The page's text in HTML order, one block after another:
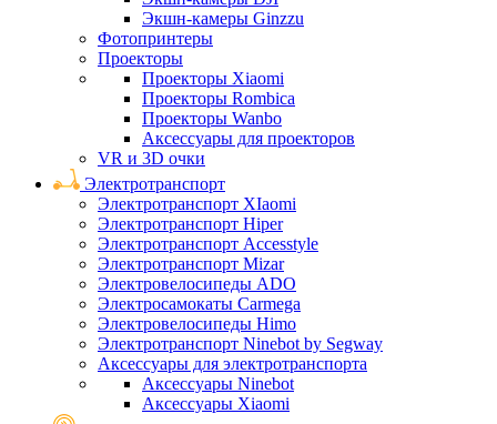
Экшн-камеры Ginzzu
Фотопринтеры
Проекторы
Проекторы Xiaomi
Проекторы Rombica
Проекторы Wanbo
Аксессуары для проекторов
VR и 3D очки
Электротранспорт
Электротранспорт XIaomi
Электротранспорт Hiper
Электротранспорт Accesstyle
Электротранспорт Mizar
Электровелосипеды ADO
Электросамокаты Carmega
Электровелосипеды Himo
Электротранспорт Ninebot by Segway
Аксессуары для электротранспорта
Аксессуары Ninebot
Аксессуары Xiaomi